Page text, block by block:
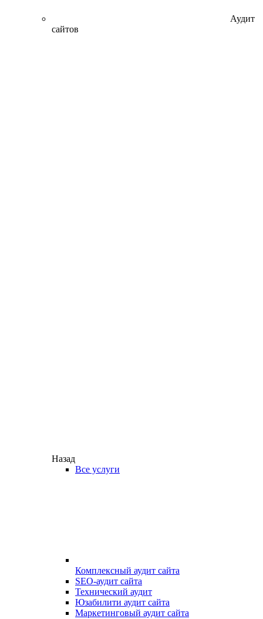
Аудит
сайтов
Назад
Все услуги
Комплексный аудит сайта
SEO-аудит сайта
Технический аудит
Юзабилити аудит сайта
Маркетинговый аудит сайта